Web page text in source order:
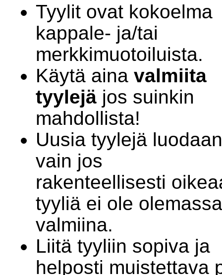
Tyylit ovat kokoelma
kappale- ja/tai
merkkimuotoiluista.
Käytä aina valmiita
tyylejä jos suinkin
mahdollista!
Uusia tyylejä luodaan
vain jos
rakenteellisesti
tyyliä ei ole olemassa
valmiina.
Liitä tyyliin sopiva ja
helposti muistettava